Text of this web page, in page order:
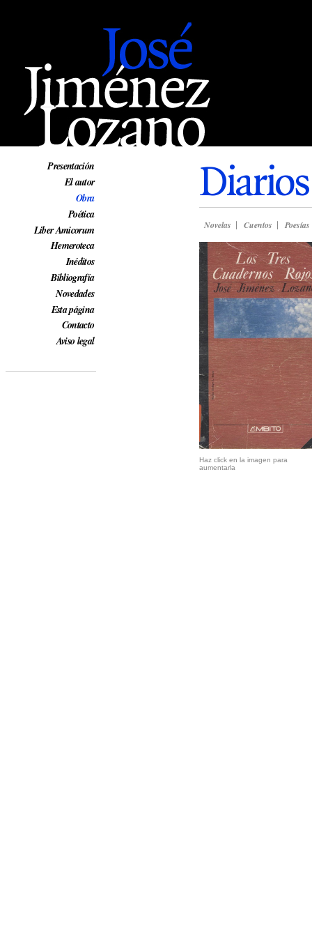
Presentación
El autor
Obra
Poética
Liber Amicorum
Hemeroteca
Inéditos
Bibliografía
Novedades
Esta página
Contacto
Aviso legal
Diarios
Novelas Cuentos Poesías
Haz click en la imagen para
aumentarla